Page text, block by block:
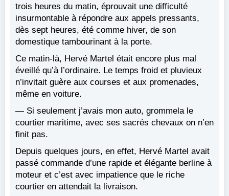
trois heures du matin, éprouvait une difficulté
insurmontable à répondre aux appels pressants,
dès sept heures, été comme hiver, de son
domestique tambourinant à la porte.
Ce matin-là, Hervé Martel était encore plus mal
éveillé qu’à l’ordinaire. Le temps froid et pluvieux
n’invitait guère aux courses et aux promenades,
même en voiture.
— Si seulement j’avais mon auto, grommela le
courtier maritime, avec ses sacrés chevaux on n’en
finit pas.
Depuis quelques jours, en effet, Hervé Martel avait
passé commande d’une rapide et élégante berline à
moteur et c’est avec impatience que le riche
courtier en attendait la livraison.